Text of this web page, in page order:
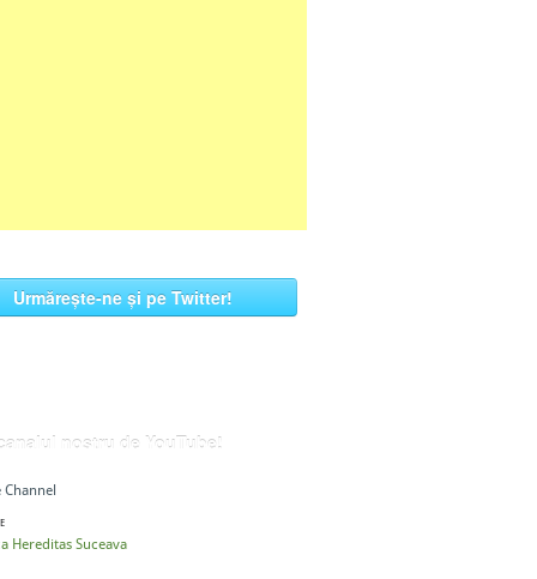
Urmărește-ne și pe Twitter!
nostru de YouTube!
Channel